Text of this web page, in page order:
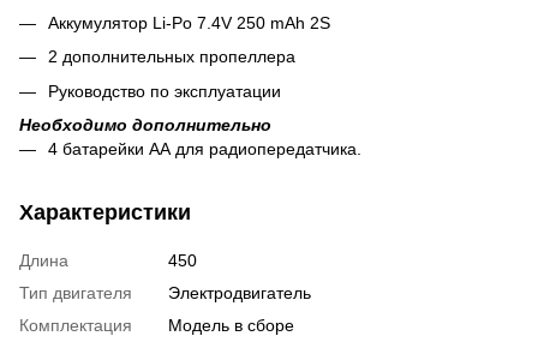
Аккумулятор Li-Po 7.4V 250 mAh 2S
2 дополнительных пропеллера
Руководство по эксплуатации
Необходимо дополнительно
4 батарейки АА для радиопередатчика.
Характеристики
Длина
450
Тип двигателя
Электродвигатель
Комплектация
Модель в сборе